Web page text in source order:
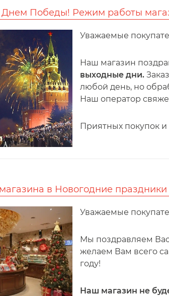
Днем Победы! Режим работы
Уважаемые
Наш магазин
выходные дни.
любой день, но
Наш оператор
Приятных покупок
в Новогодние праздники
Уважаемые
Мы поздравляем
желаем Вам всего
году!
Наш магазин не